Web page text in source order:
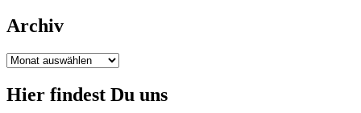
Archiv
Archiv
Hier findest Du uns